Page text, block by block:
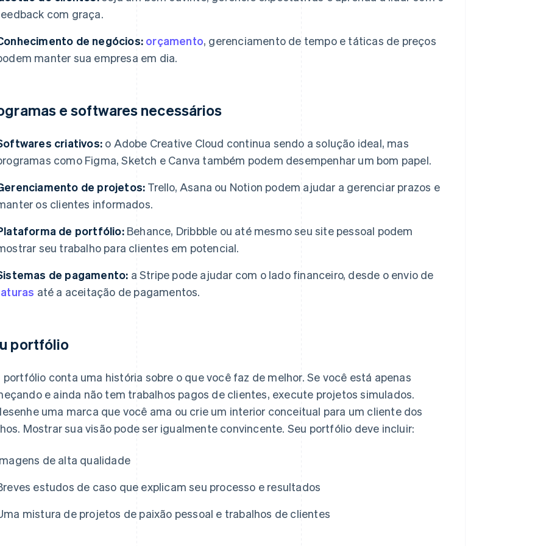
com graça.
de negócios: orçamento, gerenciamento de tempo e táticas de preços
manter sua empresa em dia.
e softwares necessários
criativos: o Adobe Creative Cloud continua sendo a solução ideal, mas
como Figma, Sketch e Canva também podem desempenhar um bom papel.
de projetos: Trello, Asana ou Notion podem ajudar a gerenciar prazos e
os clientes informados.
de portfólio:Behance, Dribbble ou até mesmo seu site pessoal podem
seu trabalho para clientes em potencial.
de pagamento: a Stripe pode ajudar com o lado financeiro, desde o envio de
até a aceitação de pagamentos.
portfólio
portfólio conta uma história sobre o que você faz de melhor. Se você está apenas
e ainda não tem trabalhos pagos de clientes, execute projetos simulados.
uma marca que você ama ou crie um interior conceitual para um cliente dos
Mostrar sua visão pode ser igualmente convincente. Seu portfólio deve incluir:
de alta qualidade
estudos de caso que explicam seu processo e resultados
mistura de projetos de paixão pessoal e trabalhos de clientes